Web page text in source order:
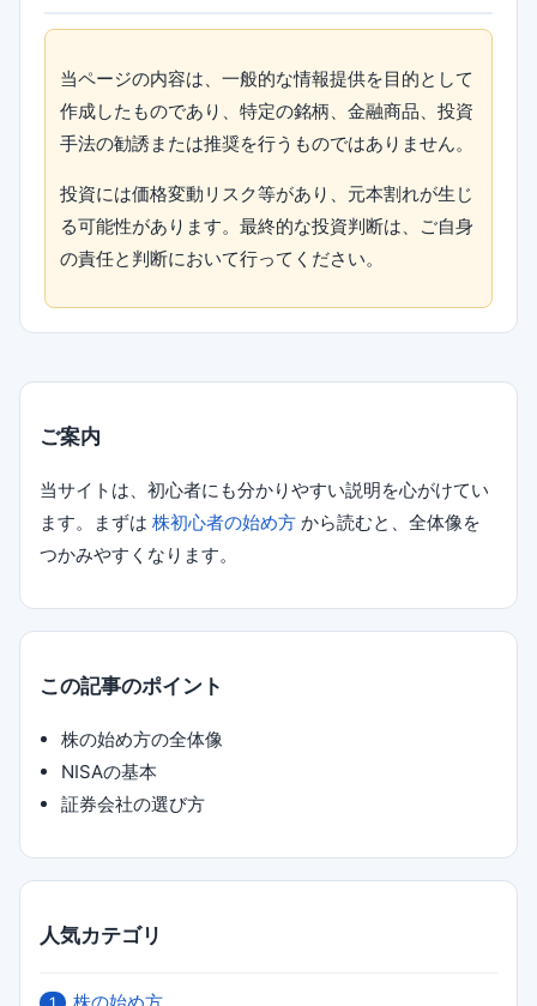
当ページの内容は、一般的な情報提供を目的として
作成したものであり、特定の銘柄、金融商品、投資
手法の勧誘または推奨を行うものではありません。
投資には価格変動リスク等があり、元本割れが生じ
る可能性があります。最終的な投資判断は、ご自身
の責任と判断において行ってください。
ご案内
当サイトは、初心者にも分かりやすい説明を心がけてい
ます。まずは 株初心者の始め方 から読むと、全体像を
つかみやすくなります。
この記事のポイント
株の始め方の全体像
NISAの基本
証券会社の選び方
人気カテゴリ